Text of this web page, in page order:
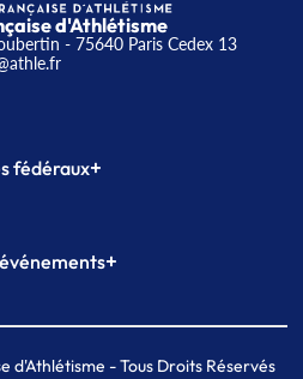
d'Athlétisme
- 75640 Paris Cedex 13
fédéraux+
Formation
+
de Paris indoor
de Paris
d'Athlétisme - Tous Droits Réservés